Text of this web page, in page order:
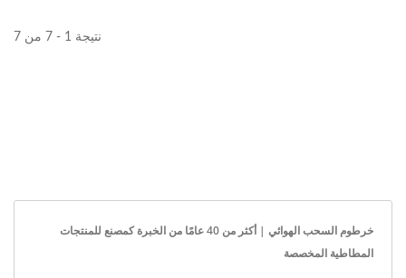
نتيجة 1 - 7 من 7
خرطوم السحب الهوائي | أكثر من 40 عامًا من الخبرة كمصنع للمنتجات
المطاطية المخصصة